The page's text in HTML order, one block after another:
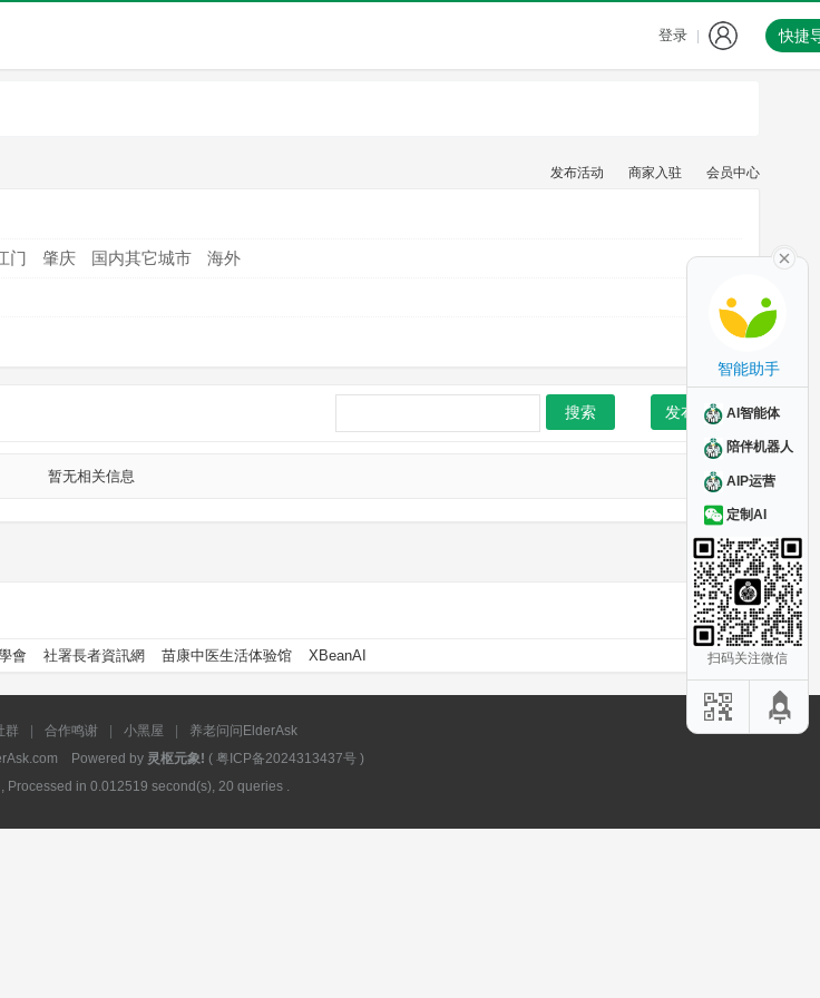
快捷
登录
发布活动 商家入驻 会员中心
门 肇庆 国内其它城市 海外
搜索 发布活动
暂无相关信息
會 社署長者資訊網 苗康中医生活体验馆 XBeanAI
群 合作鸣谢 小黑屋
养老问问ElderAsk
Powered by 灵枢元象! ( 粤ICP备2024313437号)
, Processed in 0.012519 second(s), 20 queries .
智能助手
AI智能体
陪伴机器人
AIP运营
定制AI
扫码关注微信